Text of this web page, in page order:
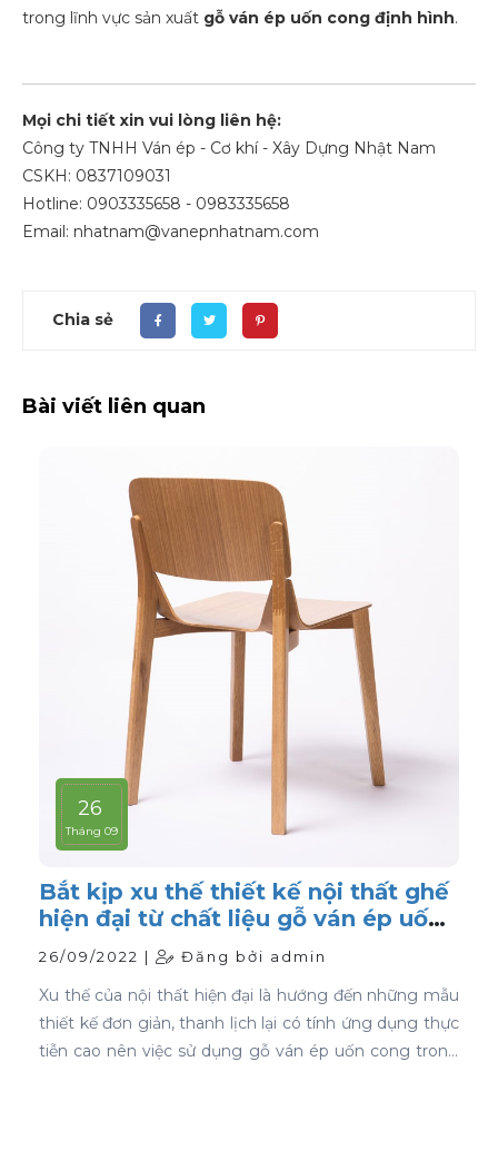
trong lĩnh vực sản xuất gỗ ván ép uốn cong định hình.
Mọi chi tiết xin vui lòng liên hệ:
Công ty TNHH Ván ép - Cơ khí - Xây Dựng Nhật Nam
CSKH: 0837109031
Hotline: 0903335658 - 0983335658
Email: nhatnam@vanepnhatnam.com
Chia sẻ
Bài viết liên quan
26
Tháng 09
Bắt kịp xu thế thiết kế nội thất ghế
hiện đại từ chất liệu gỗ ván ép uốn
cong
26/09/2022 | Đăng bởi admin
Xu thế của nội thất hiện đại là hướng đến những mẫu
thiết kế đơn giản, thanh lịch lại có tính ứng dụng thực
tiễn cao nên việc sử dụng gỗ ván ép uốn cong trong